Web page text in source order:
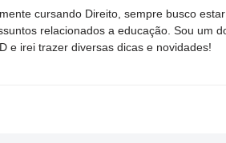
cursando Direito, sempre busco
relacionados a educação. Sou um
e irei trazer diversas dicas e novidades!